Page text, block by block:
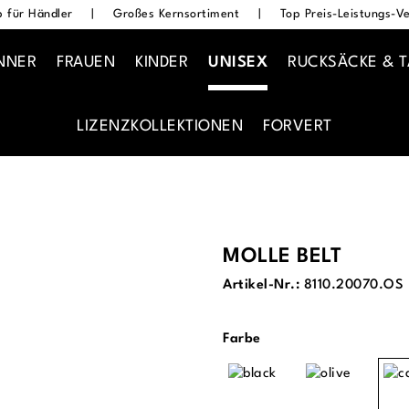
für Händler Großes Kernsortiment Top Preis-Leistungs-
FRAUEN KINDER UNISEX RUCKSÄCKE &
LIZENZKOLLEKTIONEN FORVERT
MOLLE BELT
Artikel-Nr.: 8110.20070.OS
Farbeauswählen